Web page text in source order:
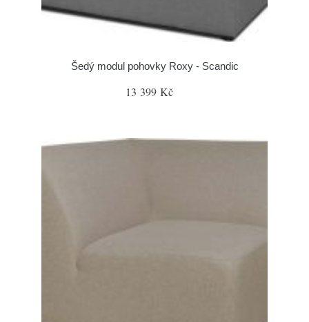
Šedý modul pohovky Roxy - Scandic
13 399 Kč